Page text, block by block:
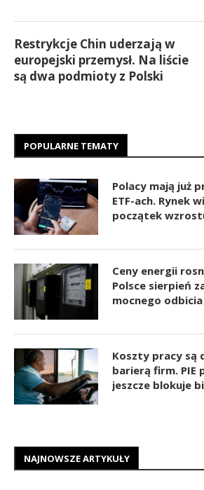
Restrykcje Chin uderzają w
europejski przemysł. Na liście
są dwa podmioty z Polski
POPULARNE TEMATY
Polacy mają już
ETF-ach. Rynek
początek
Ceny energii
Polsce sierpień
mocnego odbicia
Koszty pracy są
barierą firm. PIE
jeszcze blokuje
NAJNOWSZE ARTYKUŁY